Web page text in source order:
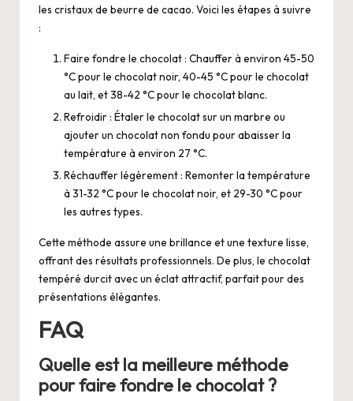
les cristaux de beurre de cacao. Voici les étapes à suivre
:
Faire fondre le chocolat : Chauffer à environ 45-50
°C pour le chocolat noir, 40-45 °C pour le chocolat
au lait, et 38-42 °C pour le chocolat blanc.
Refroidir : Étaler le chocolat sur un marbre ou
ajouter un chocolat non fondu pour abaisser la
température à environ 27 °C.
Réchauffer légèrement : Remonter la température
à 31-32 °C pour le chocolat noir, et 29-30 °C pour
les autres types.
Cette méthode assure une brillance et une texture lisse,
offrant des résultats professionnels. De plus, le chocolat
tempéré durcit avec un éclat attractif, parfait pour des
présentations élégantes.
FAQ
Quelle est la meilleure méthode
pour faire fondre le chocolat ?